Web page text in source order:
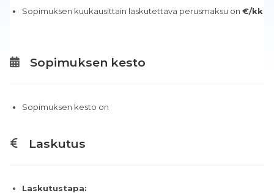
Sopimuksen kuukausittain laskutettava perusmaksu on €/kk
Sopimuksen kesto
Sopimuksen kesto on
Laskutus
Laskutustapa: